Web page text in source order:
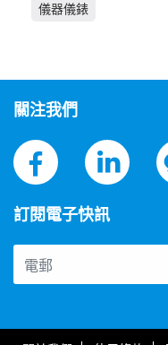
儀器儀錶
關注我們
訂閱電子快訊